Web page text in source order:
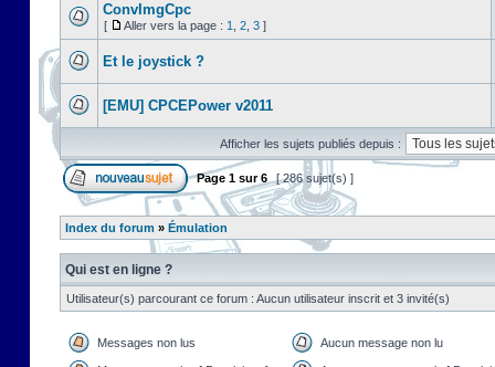
ConvImgCpc
[ Aller vers la page : 1 2 3 ]
Et le joystick ?
[EMU] CPCEPower v2011
Afficher les sujets publiés depuis :
Page 1 sur6 [ 286 sujet(s) ]
Index du forum » Émulation
Qui est en ligne ?
Utilisateur(s) parcourant ce forum : Aucun utilisateur inscrit et 3 invité(s)
Messages non lus Aucun message non lu